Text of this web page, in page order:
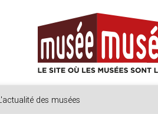
des musées